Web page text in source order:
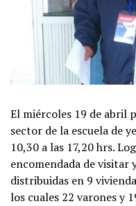
El miércoles 19 de abril
sector de la escuela de
10,30 a las 17,20 hrs.
encomendada de visitar
distribuidas en 9
los cuales 22 varones y